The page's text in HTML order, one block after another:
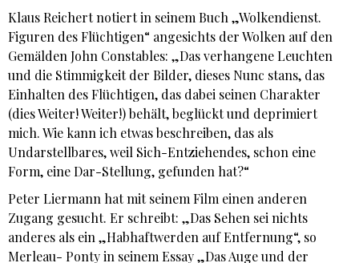
Klaus Reichert notiert in seinem Buch „Wolkendienst.
Figuren des Flüchtigen“ angesichts der Wolken auf den
Gemälden John Constables: „Das verhangene Leuchten
und die Stimmigkeit der Bilder, dieses Nunc stans, das
Einhalten des Flüchtigen, das dabei seinen Charakter
(dies Weiter! Weiter!) behält, beglückt und deprimiert
mich. Wie kann ich etwas beschreiben, das als
Undarstellbares, weil Sich-Entziehendes, schon eine
Form, eine Dar-Stellung, gefunden hat?“
Peter Liermann hat mit seinem Film einen anderen
Zugang gesucht. Er schreibt: „Das Sehen sei nichts
anderes als ein „Habhaftwerden auf Entfernung“, so
Merleau- Ponty in seinem Essay „Das Auge und der